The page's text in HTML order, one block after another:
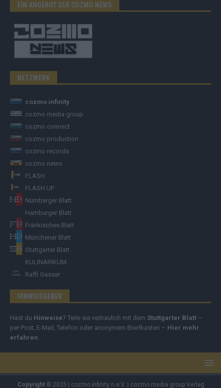
EIN ANGEBOT DER COZMO NEWS
NETZWERK
cozmo infinity
cozmo media group
cozmo connect
cozmo production
cozmo records
cozmo news
FLASH
FLASH UP
Nürnberger Blatt
Hamburger Blatt
Fränkisches Blatt
Münchener Blatt
Stuttgarter Blatt
KULINARIKUM.
Raffi Gasser
HINWEISGEBER
Hast du Hinweise? Teile sie vertraulich mit dem Stuttgarter Blatt –
per Post, E-Mail, Telefon oder anonymem Briefkasten – Hier mehr
erfahren.
Copyright© 2025 | cozmo infinity n.e.V. | cozmo media group Verlag